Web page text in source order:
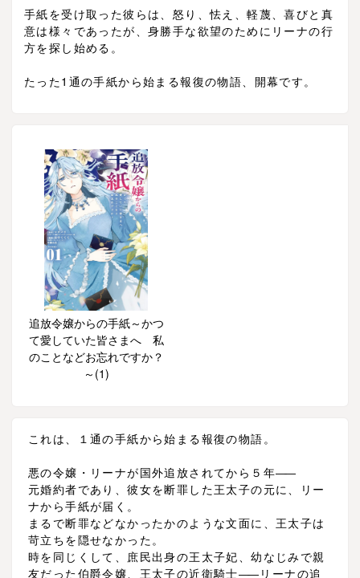
手紙を受け取った彼らは、怒り、怯え、軽蔑、喜びと真
意は様々であったが、身勝手な欲望のためにリーナの行
方を探し始める。
たった1通の手紙から始まる報復の物語、開幕です。
追放令嬢からの手紙～かつ
て愛していた皆さまへ 私
のことなどお忘れですか？
～(1)
これは、１通の手紙から始まる報復の物語。
悪の令嬢・リーナが国外追放されてから５年――
元婚約者であり、彼女を断罪した王太子の元に、リー
ナから手紙が届く。
まるで断罪などなかったかのような文面に、王太子は
苛立ちを隠せなかった。
時を同じくして、庶民出身の王太子妃、幼なじみで親
友だった伯爵令嬢、王太子の近衛騎士――リーナの追